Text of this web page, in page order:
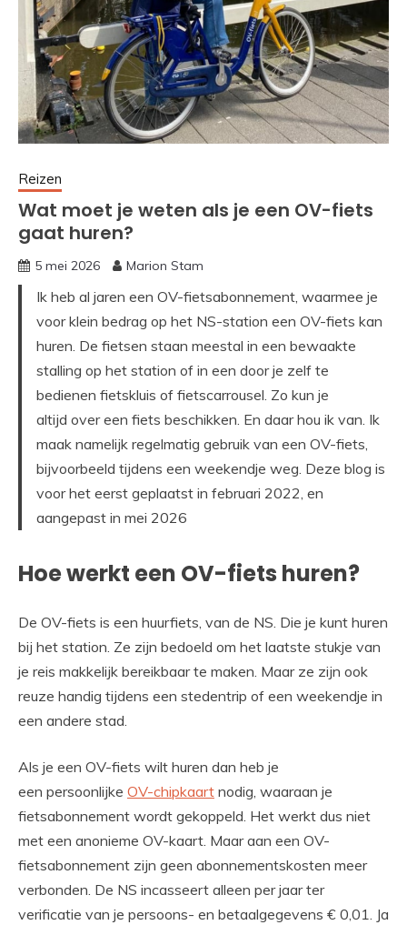
Reizen
Wat moet je weten als je een OV-fiets
gaat huren?
5 mei 2026 Marion Stam
Ik heb al jaren een OV-fietsabonnement, waarmee je
voor klein bedrag op het NS-station een OV-fiets kan
huren. De fietsen staan meestal in een bewaakte
stalling op het station of in een door je zelf te
bedienen fietskluis of fietscarrousel. Zo kun je
altijd over een fiets beschikken. En daar hou ik van. Ik
maak namelijk regelmatig gebruik van een OV-fiets,
bijvoorbeeld tijdens een weekendje weg. Deze blog is
voor het eerst geplaatst in februari 2022, en
aangepast in mei 2026
Hoe werkt een OV-fiets huren?
De OV-fiets is een huurfiets, van de NS. Die je kunt huren
bij het station. Ze zijn bedoeld om het laatste stukje van
je reis makkelijk bereikbaar te maken. Maar ze zijn ook
reuze handig tijdens een stedentrip of een weekendje in
een andere stad.
Als je een OV-fiets wilt huren dan heb je
een persoonlijke OV-chipkaart nodig, waaraan je
fietsabonnement wordt gekoppeld. Het werkt dus niet
met een anonieme OV-kaart. Maar aan een OV-
fietsabonnement zijn geen abonnementskosten meer
verbonden. De NS incasseert alleen per jaar ter
verificatie van je persoons- en betaalgegevens € 0,01. Ja